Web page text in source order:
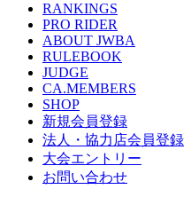
RANKINGS
PRO RIDER
ABOUT JWBA
RULEBOOK
JUDGE
CA.MEMBERS
SHOP
新規会員登録
法人・協力店会員登録
大会エントリー
お問い合わせ